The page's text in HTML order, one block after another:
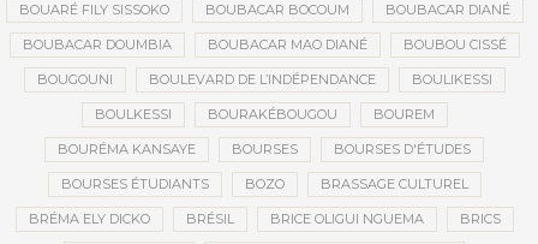
BOUARÉ FILY SISSOKO BOUBACAR BOCOUM BOUBACAR DIANÉ
BOUBACAR DOUMBIA BOUBACAR MAO DIANÉ BOUBOU CISSÉ
BOUGOUNI BOULEVARD DE L’INDÉPENDANCE BOULIKESSI
BOULKESSI BOURAKÉBOUGOU BOUREM
BOURÉMA KANSAYE BOURSES BOURSES D'ÉTUDES
BOURSES ÉTUDIANTS BOZO BRASSAGE CULTUREL
BRÉMA ELY DICKO BRÉSIL BRICE OLIGUI NGUEMA BRICS